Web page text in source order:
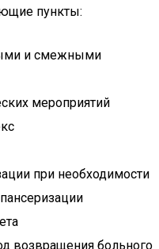
пункты:
и смежными
мероприятий
при необходимости
возвращения больного